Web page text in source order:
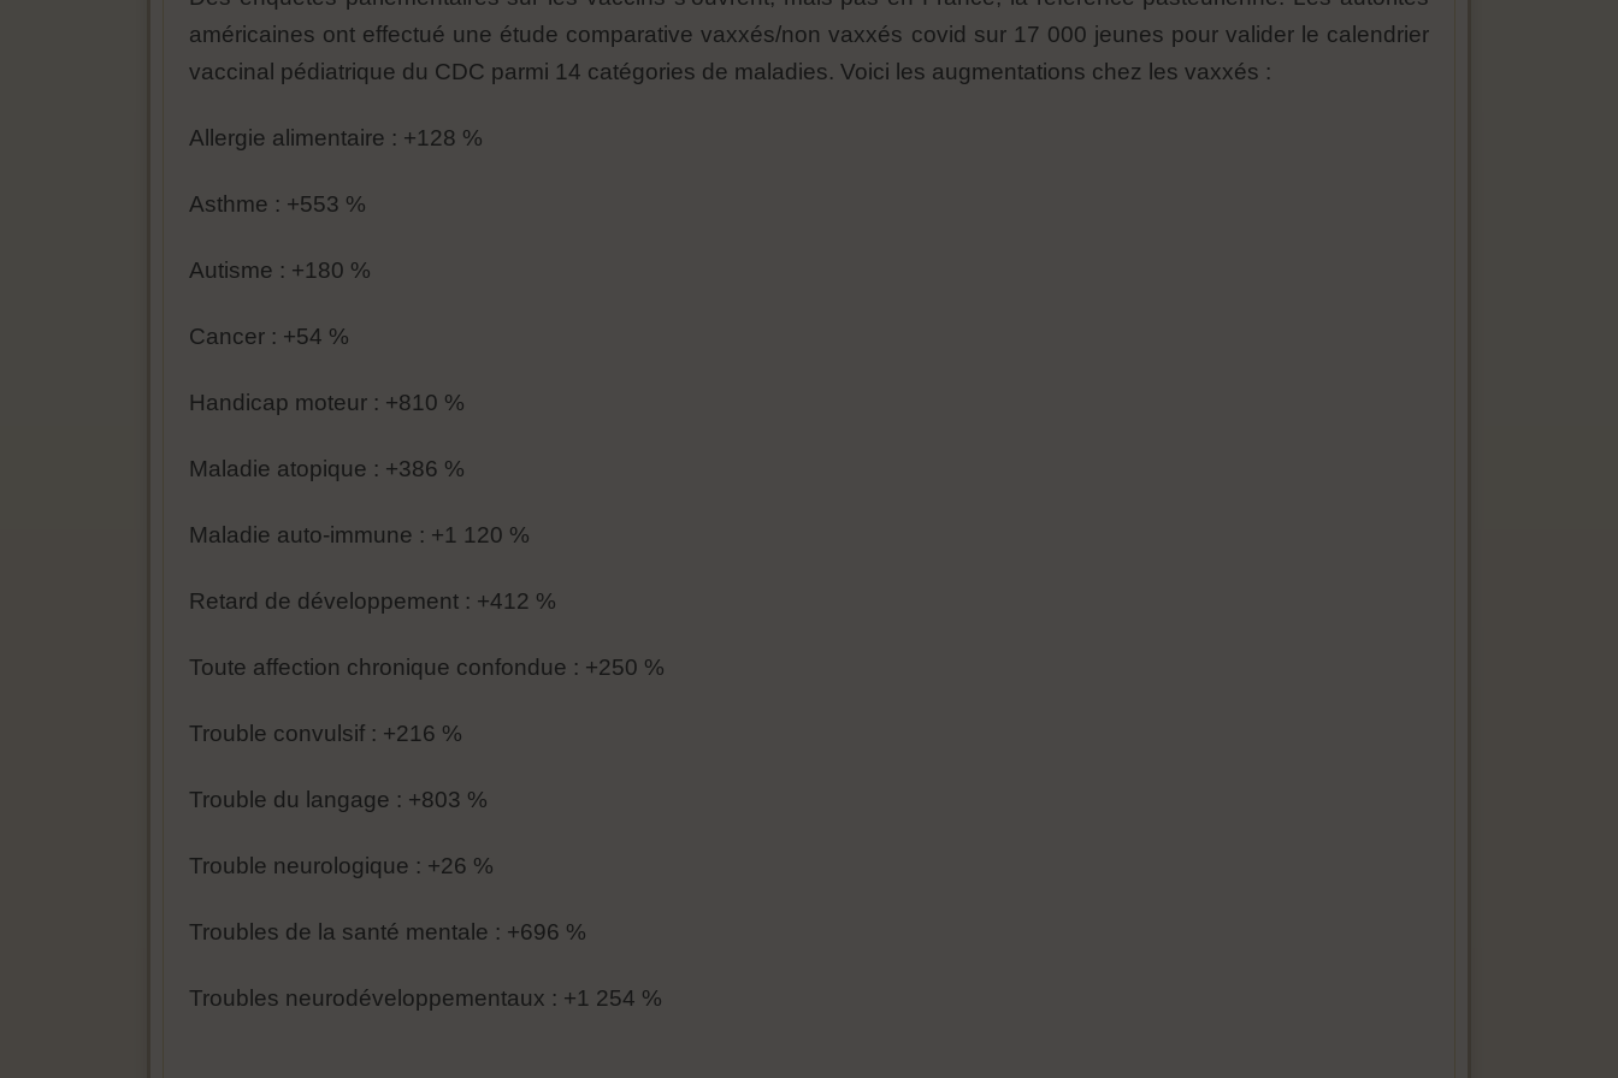
américaines ont effectué une étude comparative vaxxés/non vaxxés covid sur 17 000 jeunes pour valider le calendrier
vaccinal pédiatrique du CDC parmi 14 catégories de maladies. Voici les augmentations chez les vaxxés :
Allergie alimentaire : +128 %
Asthme : +553 %
Autisme : +180 %
Cancer : +54 %
Handicap moteur : +810 %
Maladie atopique : +386 %
Maladie auto-immune : +1 120 %
Retard de développement : +412 %
Toute affection chronique confondue : +250 %
Trouble convulsif : +216 %
Trouble du langage : +803 %
Trouble neurologique : +26 %
Troubles de la santé mentale : +696 %
Troubles neurodéveloppementaux : +1 254 %